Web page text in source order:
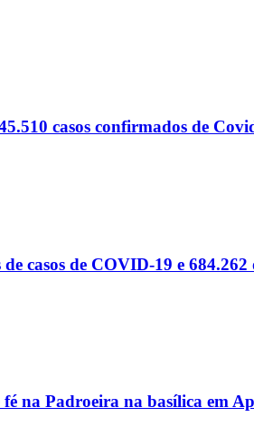
casos confirmados de
casos de COVID-19 e
na Padroeira na basílica em